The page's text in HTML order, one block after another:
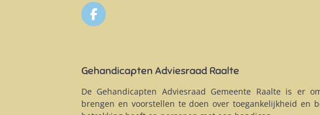
F
a
o
k
Gehandicapten Adviesraad Raalte
De Gehandicapten Adviesraad Gemeente Raalte is er
brengen en voorstellen te doen over toegankelijkheid en